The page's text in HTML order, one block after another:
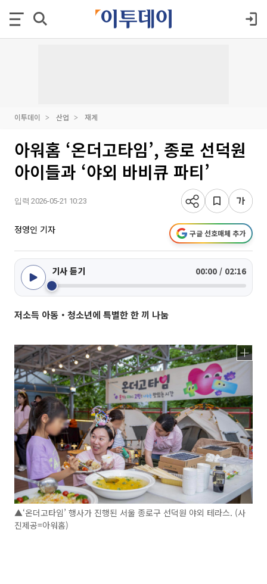
이투데이 산업 재계
아워홈 ‘온더고타임’, 종로 선덕원
아이들과 ‘야외 바비큐 파티’
입력 2026-05-21 10:23
정영인 기자 구글 선호매체 추가
기사 듣기 00:00 / 02:16
저소득 아동‧청소년에 특별한 한 끼 나눔
▲‘온더고타임’ 행사가 진행된 서울 종로구 선덕원 야외 테라스. (사
진제공=아워홈)